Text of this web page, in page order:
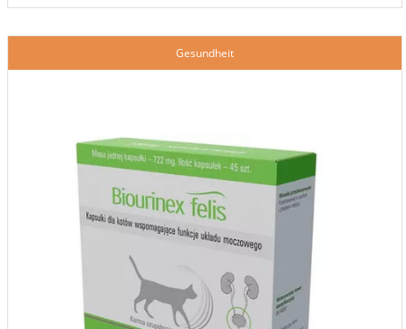
Gesundheit